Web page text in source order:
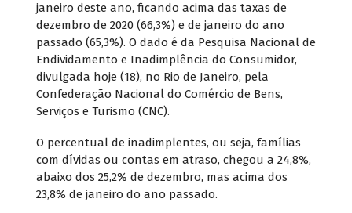
janeiro deste ano, ficando acima das taxas de
dezembro de 2020 (66,3%) e de janeiro do ano
passado (65,3%). O dado é da Pesquisa Nacional de
Endividamento e Inadimplência do Consumidor,
divulgada hoje (18), no Rio de Janeiro, pela
Confederação Nacional do Comércio de Bens,
Serviços e Turismo (CNC).
O percentual de inadimplentes, ou seja, famílias
com dívidas ou contas em atraso, chegou a 24,8%,
abaixo dos 25,2% de dezembro, mas acima dos
23,8% de janeiro do ano passado.